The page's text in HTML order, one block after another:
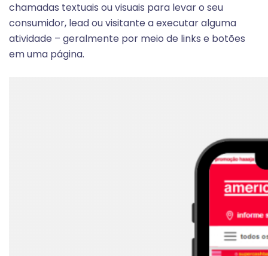
chamadas textuais ou visuais para levar o seu
consumidor, lead ou visitante a executar alguma
atividade – geralmente por meio de links e botões
em uma página.